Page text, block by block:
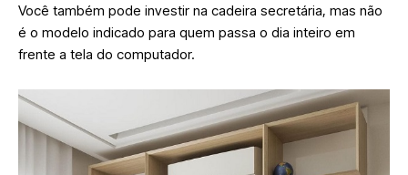
Você também pode investir na cadeira secretária, mas não
é o modelo indicado para quem passa o dia inteiro em
frente a tela do computador.